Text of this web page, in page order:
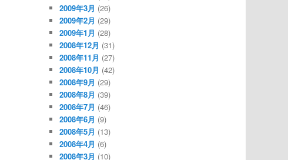
2009年3月 (26)
2009年2月 (29)
2009年1月 (28)
2008年12月 (31)
2008年11月 (27)
2008年10月 (42)
2008年9月 (29)
2008年8月 (39)
2008年7月 (46)
2008年6月 (9)
2008年5月 (13)
2008年4月 (6)
2008年3月 (10)